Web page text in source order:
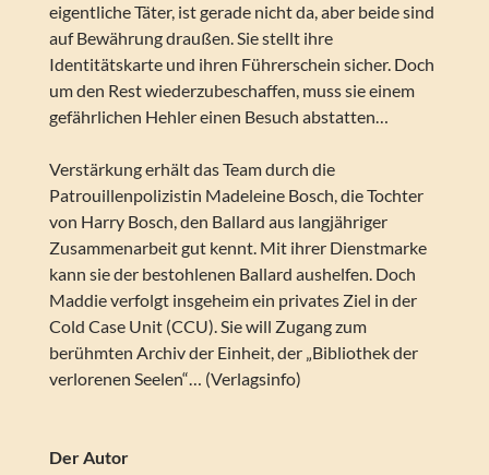
eigentliche Täter, ist gerade nicht da, aber beide sind
auf Bewährung draußen. Sie stellt ihre
Identitätskarte und ihren Führerschein sicher. Doch
um den Rest wiederzubeschaffen, muss sie einem
gefährlichen Hehler einen Besuch abstatten…
Verstärkung erhält das Team durch die
Patrouillenpolizistin Madeleine Bosch, die Tochter
von Harry Bosch, den Ballard aus langjähriger
Zusammenarbeit gut kennt. Mit ihrer Dienstmarke
kann sie der bestohlenen Ballard aushelfen. Doch
Maddie verfolgt insgeheim ein privates Ziel in der
Cold Case Unit (CCU). Sie will Zugang zum
berühmten Archiv der Einheit, der „Bibliothek der
verlorenen Seelen“… (Verlagsinfo)
Der Autor